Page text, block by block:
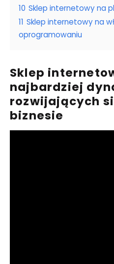
10 Sklep internetowy na
11 Sklep internetowy na
oprogramowaniu
Sklep
najbardziej
rozwijających
biznesie